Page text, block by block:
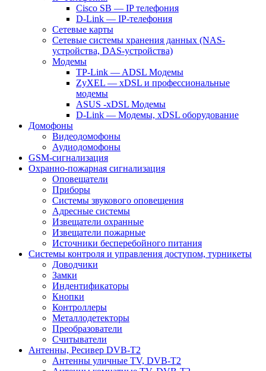
Cisco SB — IP телефония
D-Link — IP-телефония
Сетевые карты
Сетевые системы хранения данных (NAS-
устройства, DAS-устройства)
Модемы
TP-Link — ADSL Модемы
ZyXEL — xDSL и профессиональные
модемы
ASUS -xDSL Модемы
D-Link — Модемы, xDSL оборудование
Домофоны
Видеодомофоны
Аудиодомофоны
GSM-сигнализация
Охранно-пожарная сигнализация
Оповещатели
Приборы
Системы звукового оповещения
Адресные системы
Извещатели охранные
Извещатели пожарные
Источники бесперебойного питания
Системы контроля и управления доступом, турникеты
Доводчики
Замки
Индентификаторы
Кнопки
Контроллеры
Металлодетекторы
Преобразователи
Считыватели
Антенны, Ресивер DVB-T2
Антенны уличные TV, DVB-T2